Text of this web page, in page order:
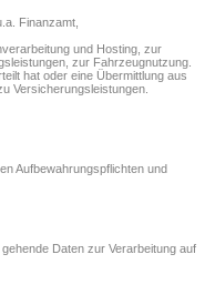
Finanzamt,
und Hosting, zur
zur Fahrzeugnutzung.
hat oder eine Übermittlung aus
Versicherungsleistungen.
Aufbewahrungspflichten und
Daten zur Verarbeitung auf